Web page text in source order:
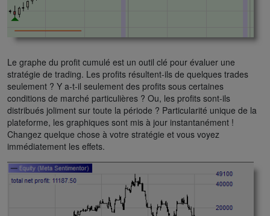
Le graphe du profit cumulé est un outil clé pour évaluer une
stratégie de trading. Les profits résultent-ils de quelques trades
seulement ? Y a-t-il seulement des profits sous certaines
conditions de marché particulières ? Ou, les profits sont-ils
distribués joliment sur toute la période ? Particularité unique de la
plateforme, les graphiques sont mis à jour instantanément !
Changez quelque chose à votre stratégie et vous voyez
immédiatement les effets.